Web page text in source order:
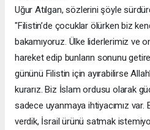
Uğur Atılgan, sözlerini şöyle
"Filistin’de çocuklar ölürken biz
bakamıyoruz. Ülke liderlerimiz ve
hareket edip bunların sonunu
gününü Filistin için ayırabilirse
kurarız. Biz İslam ordusu olarak
sadece uyanmaya ihtiyacımız
verdik, İsrail ürünü satmak